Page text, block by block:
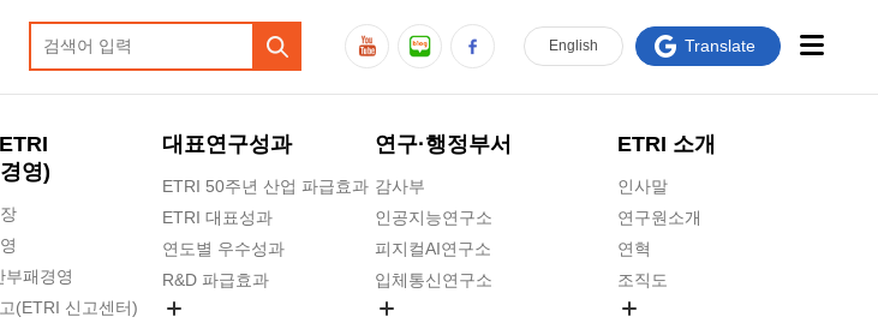
영)
부패경영
(ETRI 신고센터)
대표연구성과
ETRI 50주년 산업 파급효과
ETRI 대표성과
연도별 우수성과
R&D 파급효과
연구·행정부서
감사부
인공지능연구소
피지컬AI연구소
입체통신연구소
ETRI 소개
인사말
연구원소개
연혁
조직도
English Translate